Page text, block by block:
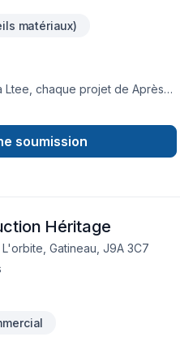
matériaux)
Ltee, chaque projet de Après-
Patio, Rénovation générale,
bain, Sous-sol est l'occasion
envers la qualité et la
dès maintenant.
soumission
Héritage
Gatineau, J9A 3C7